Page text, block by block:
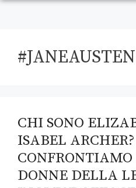
#JANEAUSTEN
CHI SONO
ISABEL ARCHER?
CONFRONTIAMO
DONNE DELLA